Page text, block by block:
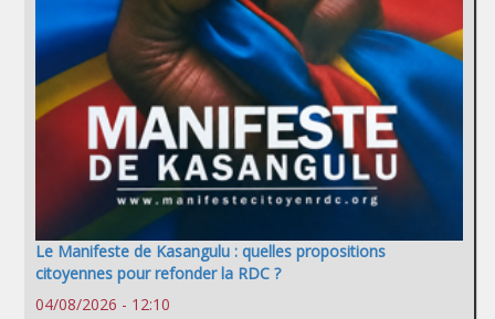
Le Manifeste de Kasangulu : quelles propositions
citoyennes pour refonder la RDC ?
04/08/2026 - 12:10